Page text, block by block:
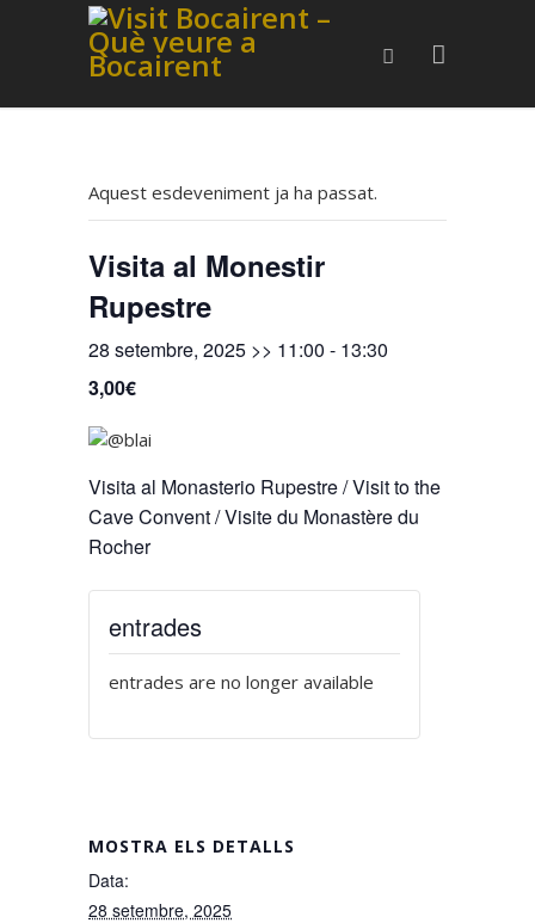
Aquest esdeveniment ja ha passat.
Visita al Monestir
Rupestre
28 setembre, 2025 >> 11:00 - 13:30
3,00€
Visita al Monasterio Rupestre / Visit to the
Cave Convent / Visite du Monastère du
Rocher
MOSTRA ELS DETALLS
Data:
28 setembre, 2025
entrades
entrades are no longer available